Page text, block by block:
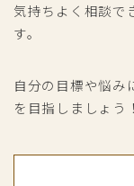
気持ちよく相談で
す。
自分の目標や悩み
を目指しましょう！